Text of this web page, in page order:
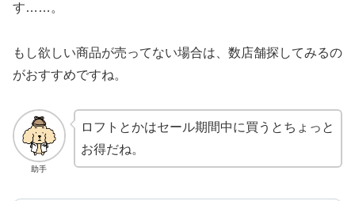
す……。
もし欲しい商品が売ってない場合は、数店舗探してみるの
がおすすめですね。
助手
ロフトとかはセール期間中に買うとちょっと
お得だね。